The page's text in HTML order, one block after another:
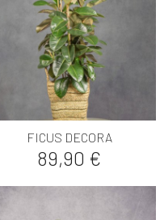
FICUS DECORA
Precio
89,90 €